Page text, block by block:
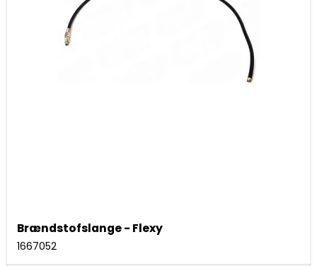
Brændstofslange - Flexy
1667052